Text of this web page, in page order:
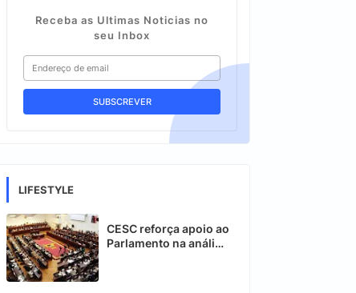
Receba as Ultimas Noticias no
seu Inbox
LIFESTYLE
CESC reforça apoio ao
Parlamento na análise